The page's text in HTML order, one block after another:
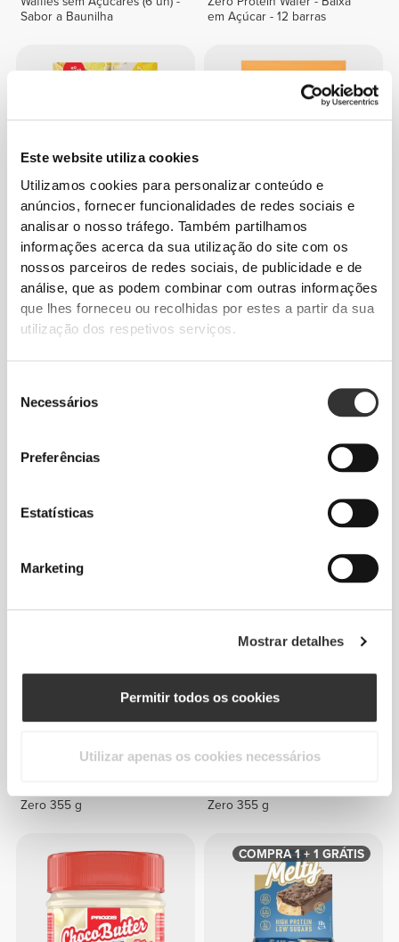
Este website utiliza cookies
Utilizamos cookies para personalizar conteúdo e
anúncios, fornecer funcionalidades de redes sociais e
analisar o nosso tráfego. Também partilhamos
informações acerca da sua utilização do site com os
nossos parceiros de redes sociais, de publicidade e de
análise, que as podem combinar com outras informações
que lhes forneceu ou recolhidas por estes a partir da sua
utilização dos respetivos serviços.
Necessários
Preferências
Estatísticas
Marketing
Mostrar detalhes
Permitir todos os cookies
Utilizar apenas os cookies necessários
Sabor a Baunilha
em Açúcar - 12 barras
€6.39 €7.99
Oatmeal - Aveia Integral 500
€6.39 €7.99
Papas de Arroz 750 g -
10%
Xarope de Framboesa Zero
Zero 355 g
Zero 355 g
COMPRA 1 + 1 GRÁTIS